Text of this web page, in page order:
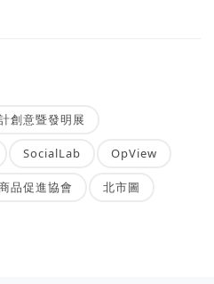
創意暨發明展
SocialLab OpView
品促進協會 北市圖